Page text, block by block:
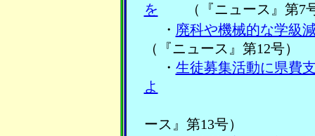
を （『ニュース』第7
・ 廃科や機械的な学級
（『ニュース』第12号）
・ 生徒募集活動に県費
よ
ース』第13号）